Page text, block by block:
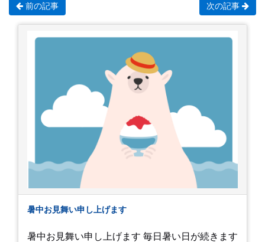
前の記事 次の記事
暑中お見舞い申し上げます
暑中お見舞い申し上げます 毎日暑い日が続きます